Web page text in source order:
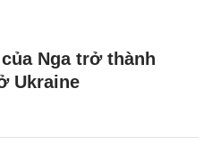
Nga trở thành
Ukraine